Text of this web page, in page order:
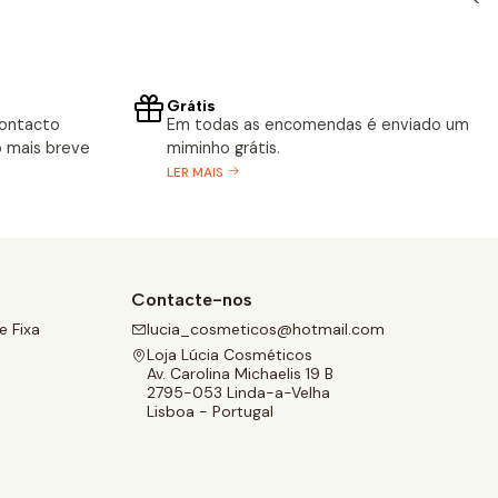
mais breve
Grátis
Em todas as encomendas é enviado um
miminho grátis.
LER MAIS
Fixa
Contacte-nos
lucia_cosmeticos@hotmail.com
Loja Lúcia Cosméticos
Av. Carolina Michaelis 19 B
2795-053 Linda-a-Velha
Lisboa - Portugal